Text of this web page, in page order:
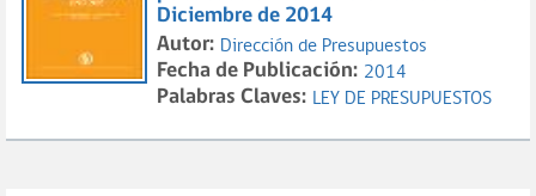
Diciembre de 2014
Autor: Dirección de Presupuestos
Fecha de Publicación: 2014
Palabras Claves: LEY DE PRESUPUESTOS